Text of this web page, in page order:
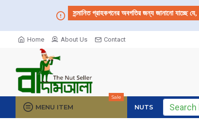
সন্মানিত গ্রাহকগনের অবগতির জন্য জানানো যাচ্ছে যে,
Home About Us Contact
MENU ITEM
Sale
NUTS